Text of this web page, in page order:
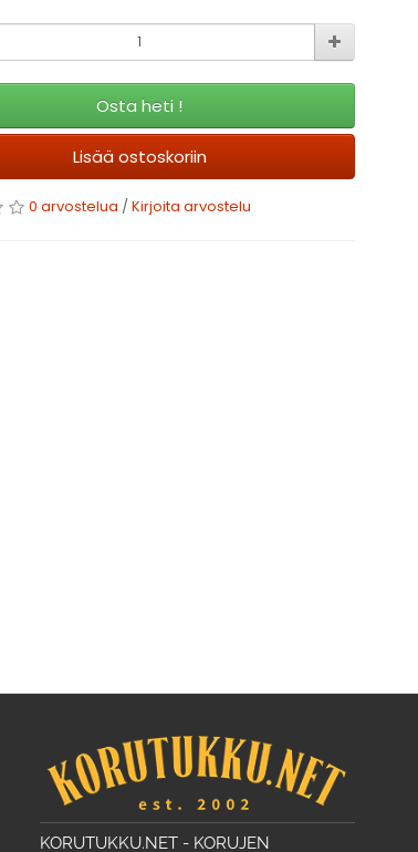
Osta heti !
Lisää ostoskoriin
0 arvostelua / Kirjoita arvostelu
KORUTUKKU.NET - KORUJEN